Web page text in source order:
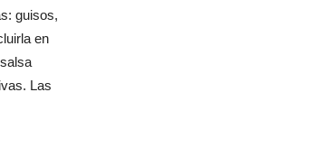
guisos,
en
Las